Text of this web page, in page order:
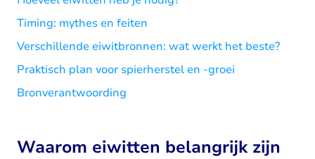
Timing: mythes en feiten
Verschillende eiwitbronnen: wat werkt het beste?
Praktisch plan voor spierherstel en -groei
Bronverantwoording
Waarom eiwitten belangrijk zijn